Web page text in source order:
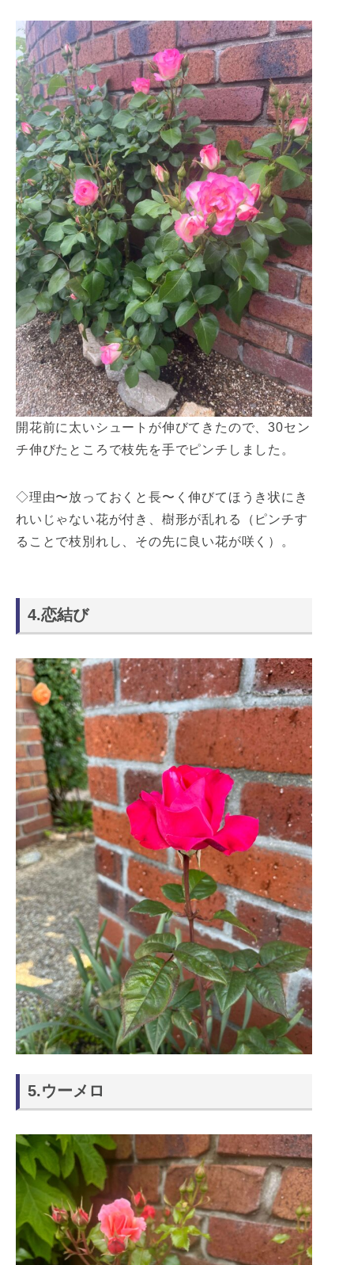
開花前に太いシュートが伸びてきたので、30セン
チ伸びたところで枝先を手でピンチしました。
◇理由〜放っておくと長〜く伸びてほうき状にき
れいじゃない花が付き、樹形が乱れる（ピンチす
ることで枝別れし、その先に良い花が咲く）。
4.恋結び
5.ウーメロ